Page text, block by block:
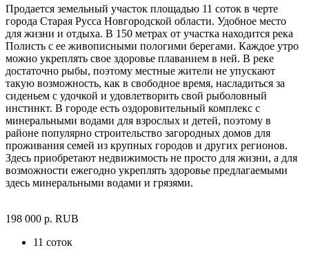
Продается земельный участок площадью 11 соток в черте
города Старая Русса Новгородской области. Удобное место
для жизни и отдыха. В 150 метрах от участка находится река
Полисть с ее живописными пологими берегами. Каждое утро
можно укреплять свое здоровье плаванием в ней. В реке
достаточно рыбы, поэтому местные жители не упускают
такую возможность, как в свободное время, насладиться за
сиденьем с удочкой и удовлетворить свой рыболовный
инстинкт. В городе есть оздоровительный комплекс с
минеральными водами для взрослых и детей, поэтому в
районе популярно строительство загородных домов для
проживания семей из крупных городов и других регионов.
Здесь приобретают недвижимость не просто для жизни, а для
возможности ежегодно укреплять здоровье предлагаемыми
здесь минеральными водами и грязями.
198 000 р. RUB
11 соток